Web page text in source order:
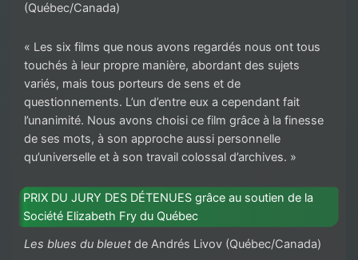
(Québec/Canada)
« Les six films que nous avons regardés nous ont tous
touchés à leur propre manière, abordant des sujets
variés, mais tous porteurs de sens et de
questionnements. L’un d’entre eux a cependant fait
l’unanimité. Nous avons choisi ce film grâce à la finesse
de ses mots, à son approche aussi personnelle
qu’universelle et à son travail colossal d’archives. »
PRIX DU JURY DES DÉTENUES grâce au soutien de la
Société Elizabeth Fry du Québec
Les blues du bleuet de Andrés Livov (Québec/Canada)